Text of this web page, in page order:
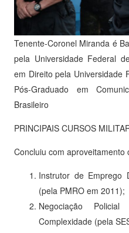
Tenente-Coronel Miranda é
pela Universidade Federal
em Direito pela Universidade
Pós-Graduado em
Brasileiro
PRINCIPAIS CURSOS
Concluiu com
Instrutor de Emprego
(pela PMRO em 2011);
Negociação
Complexidade (pela